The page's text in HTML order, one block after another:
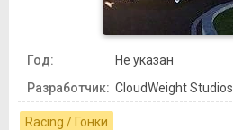
Год:
Не указан
Разработчик: CloudWeight Studios
Racing / Гонки